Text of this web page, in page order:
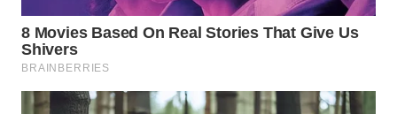
MADURA
WN
SURABAYA